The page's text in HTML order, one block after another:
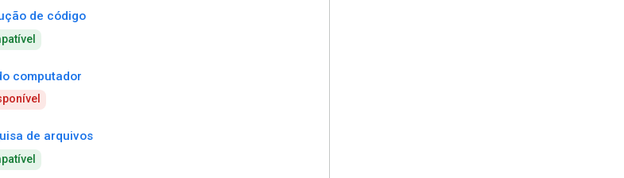
de código
computador
de arquivos